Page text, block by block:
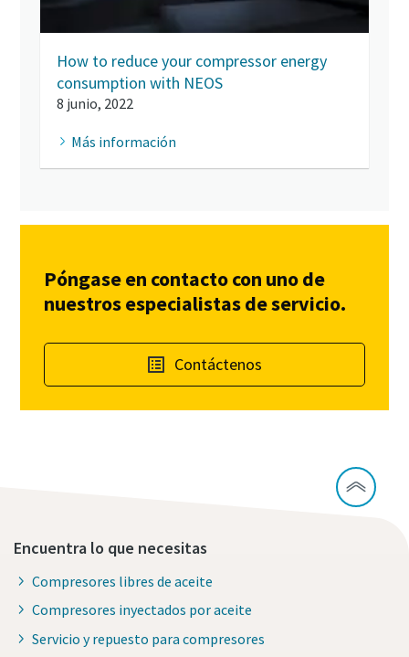
How to reduce your compressor energy
consumption with NEOS
8 junio, 2022
Más información
Póngase en contacto con uno de
nuestros especialistas de servicio.
Contáctenos
Encuentra lo que necesitas
Compresores libres de aceite
Compresores inyectados por aceite
Servicio y repuesto para compresores